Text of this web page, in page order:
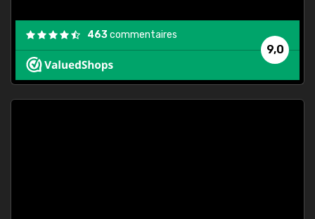
9,0
463commentaires